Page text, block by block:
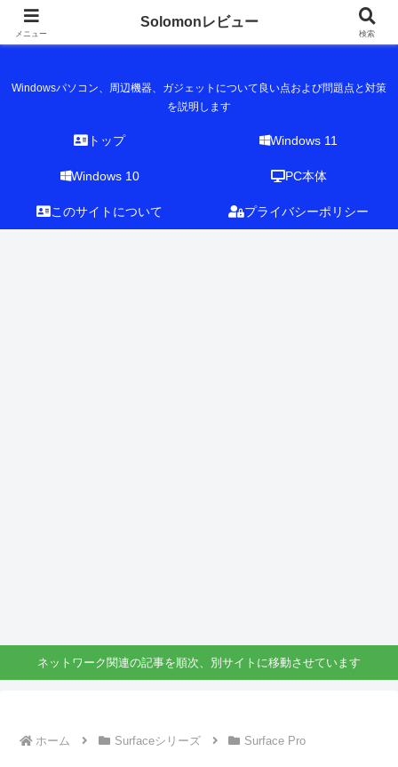
Solomonレビュー
Windowsパソコン、周辺機器、ガジェットについて良い点および問題点と対策
を説明します
トップ Windows 11
Windows 10 PC本体
このサイトについて プライバシーポリシー
ネットワーク関連の記事を順次、別サイトに移動させています
ホーム Surfaceシリーズ Surface Pro
メニュー
Solomonレビュー
検索